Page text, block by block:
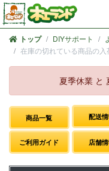
トップ DIYサポート
在庫の切れている商品の
夏季休業 と
商品一覧 配送
ご利用ガイド 店舗